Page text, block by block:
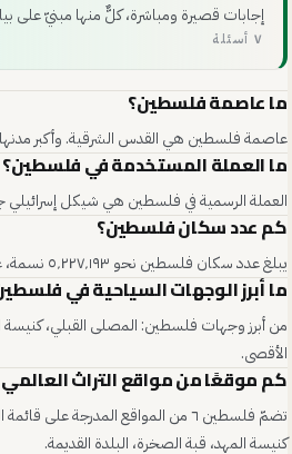
إجابات قصيرة ومباشرة، كلٌّ منها مبنيّ على
٧ أسئلة
ما عاصمة فلسطين؟
عاصمة فلسطين هي القدس الشرقية. وأكبر
ما العملة المستخدمة في فلسطين؟
العملة الرسمية في فلسطين هي شيكل إسرائيلي
كم عدد سكان فلسطين؟
يبلغ عدد سكان فلسطين نحو ٥٬٢٢٧٬١٩٣ نسمة، على مساحة ٦٬٠٢٠ كم².
ما أبرز الوجهات السياحية في
من أبرز وجهات فلسطين: المصلى القبلي،
الأقصى.
كم موقعًا من مواقع التراث
تضمّ فلسطين ٦ من المواقع المدرجة على
كنيسة المهد، قبة الصخرة، البلدة القديمة.